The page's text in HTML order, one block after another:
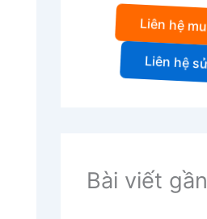
Liên hệ
Liên hệ
Bài viết